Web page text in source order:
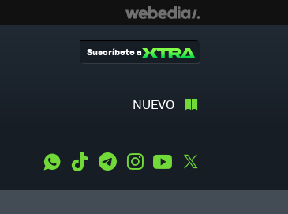
NUEVO
Suscríbete a
WhatsApp
Tiktok TelegramInstagramYoutube